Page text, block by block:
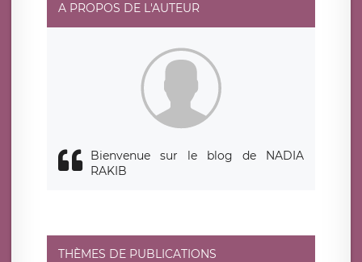
A PROPOS DE L'AUTEUR
Bienvenue sur le blog de NADIA
RAKIB
THÈMES DE PUBLICATIONS